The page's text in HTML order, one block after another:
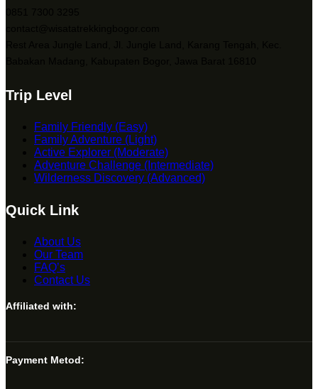
Trip Level
Family Friendly (Easy)
Family Adventure (Light)
Active Explorer (Moderate)
Adventure Challenge (Intermediate)
Wilderness Discovery (Advanced)
Quick Link
About Us
Our Team
FAQ’s
Contact Us
Affiliated with:
Payment Metod: